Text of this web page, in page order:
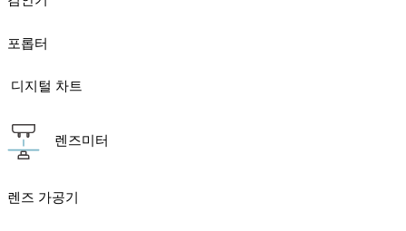
포롭터
디지털 차트
렌즈미터
렌즈 가공기